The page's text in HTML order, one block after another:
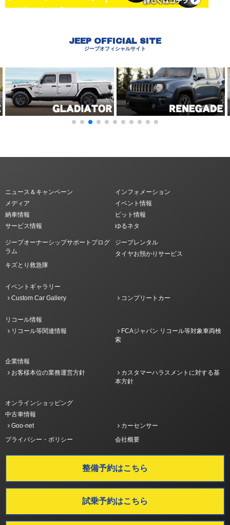
JEEP OFFICIAL SITE
ジープオフィシャルサイト
ニュース＆キャンペーン
インフォメーション
メディア
イベント情報
納車情報
ピット情報
サービス情報
ゆるネタ
ジープオーナーシップサポートプログ
ラム
ジープレンタル
タイヤお預かりサービス
キズとり救急隊
イベントギャラリー
Custom Car Gallery
コンプリートカー
リコール情報
リコール等関連情報
FCAジャパン リコール等対象車両検
索
企業情報
お客様本位の業務運営方針
カスタマーハラスメントに対する基
本方針
オンラインショッピング
中古車情報
Goo-net
カーセンサー
プライバシー・ポリシー
会社概要
整備予約はこちら
試乗予約はこちら